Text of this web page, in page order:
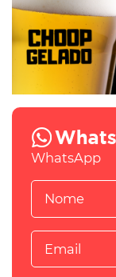
WhatsApp